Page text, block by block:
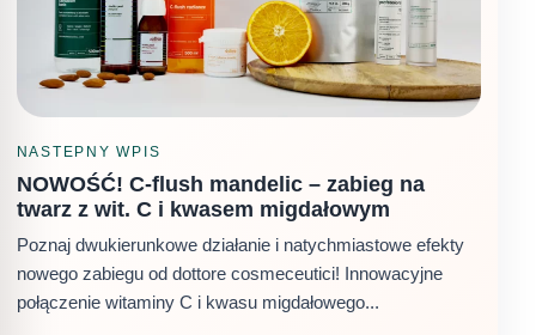
NASTEPNY WPIS
NOWOŚĆ! C-flush mandelic – zabieg na
twarz z wit. C i kwasem migdałowym
Poznaj dwukierunkowe działanie i natychmiastowe efekty
nowego zabiegu od dottore cosmeceutici! Innowacyjne
połączenie witaminy C i kwasu migdałowego...